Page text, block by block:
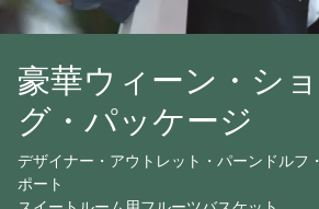
豪華ウィーン・シ
グ・パッケージ
デザイナー・アウトレット・パーンドルフ
ポート